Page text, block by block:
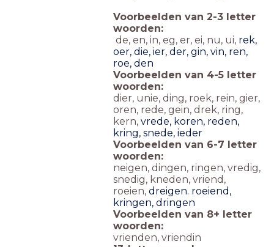
Voorbeelden van 2-3 letter
woorden:
de, en, in, eg, er, ei, nu, ui, rek,
oer, die, ier, der, gin, vin, ren,
roe, den
Voorbeelden van 4-5 letter
woorden:
dier, unie, ding, roek, rein, gier,
oren, rede, gein, drek, ring,
kern, vrede, koren, reden,
kring, snede, ieder
Voorbeelden van 6-7 letter
woorden:
neigen, dingen, ringen, vredig,
snedig, kneden, vriend,
roeien, dreigen. roeiend,
kringen, dringen
Voorbeelden van 8+ letter
woorden:
vrienden, vriendin